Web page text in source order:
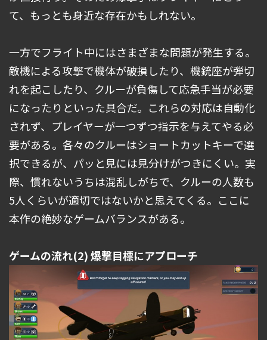
て、もっとも身近な存在かもしれない。
一方でフライト中にはさまざまな問題が発生する。
敵機による攻撃で機体が破損したり、機銃座が弾切
れを起こしたり、クルーが負傷して応急手当が必要
になったりといった具合だ。これらの対応は自動化
されず、プレイヤーが一つずつ指示を与えてやる必
要がある。各々のクルーはショートカットキーで選
択できるが、パッと見には見分けがつきにくい。実
際、慣れないうちは混乱しがちで、クルーの人数も
5人くらいが適切ではないかと思えてくる。ここに
本作の絶妙なゲームバランスがある。
ゲームの流れ(2) 爆撃目標にアプローチ